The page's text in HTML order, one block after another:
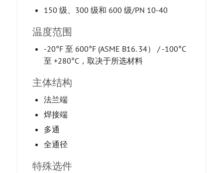
150 级、300 级和 600 级/PN 10-40
温度范围
-20°F 至 600°F (ASME B16. 34） / -100°C
至 +280°C，取决于所选材料
主体结构
法兰端
焊接端
多通
全通径
特殊选件